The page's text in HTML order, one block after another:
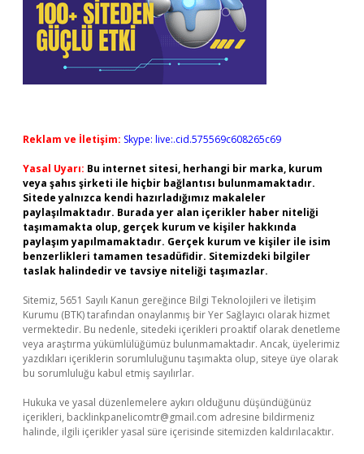
Reklam ve İletişim: Skype: live:.cid.575569c608265c69
Yasal Uyarı: Bu internet sitesi, herhangi bir marka, kurum
veya şahıs şirketi ile hiçbir bağlantısı bulunmamaktadır.
Sitede yalnızca kendi hazırladığımız makaleler
paylaşılmaktadır. Burada yer alan içerikler haber niteliği
taşımamakta olup, gerçek kurum ve kişiler hakkında
paylaşım yapılmamaktadır. Gerçek kurum ve kişiler ile isim
benzerlikleri tamamen tesadüfidir. Sitemizdeki bilgiler
taslak halindedir ve tavsiye niteliği taşımazlar.
Sitemiz, 5651 Sayılı Kanun gereğince Bilgi Teknolojileri ve İletişim
Kurumu (BTK) tarafından onaylanmış bir Yer Sağlayıcı olarak hizmet
vermektedir. Bu nedenle, sitedeki içerikleri proaktif olarak denetleme
veya araştırma yükümlülüğümüz bulunmamaktadır. Ancak, üyelerimiz
yazdıkları içeriklerin sorumluluğunu taşımakta olup, siteye üye olarak
bu sorumluluğu kabul etmiş sayılırlar.
Hukuka ve yasal düzenlemelere aykırı olduğunu düşündüğünüz
içerikleri, backlinkpanelicomtr@gmail.com adresine bildirmeniz
halinde, ilgili içerikler yasal süre içerisinde sitemizden kaldırılacaktır.